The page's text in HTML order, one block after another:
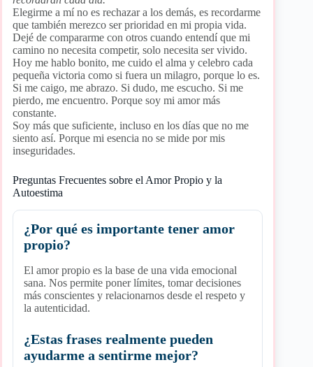
Elegirme a mí no es rechazar a los demás, es recordarme
que también merezco ser prioridad en mi propia vida.
Dejé de compararme con otros cuando entendí que mi
camino no necesita competir, solo necesita ser vivido.
Hoy me hablo bonito, me cuido el alma y celebro cada
pequeña victoria como si fuera un milagro, porque lo es.
Si me caigo, me abrazo. Si dudo, me escucho. Si me
pierdo, me encuentro. Porque soy mi amor más
constante.
Soy más que suficiente, incluso en los días que no me
siento así. Porque mi esencia no se mide por mis
inseguridades.
Preguntas Frecuentes sobre el Amor Propio y la
Autoestima
¿Por qué es importante tener amor
propio?
El amor propio es la base de una vida emocional
sana. Nos permite poner límites, tomar decisiones
más conscientes y relacionarnos desde el respeto y
la autenticidad.
¿Estas frases realmente pueden
ayudarme a sentirme mejor?